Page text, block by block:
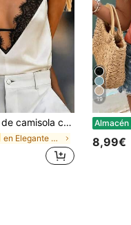
para mujer, encantador, elegante y sexy, para uso casual en vacaciones de verano en la playa, estético
en Elegante Tops de mujer
19
Almacén
8,99€